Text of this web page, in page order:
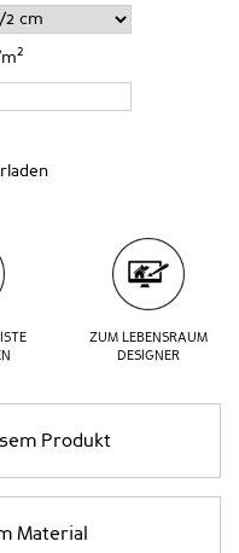
2
ZUM LEBENSRAUM
DESIGNER
Produkt
Material